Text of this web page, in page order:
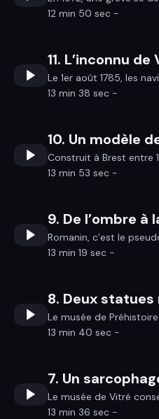
12 min 50 sec -
Le 1er août 1785, les
13 min 38 sec -
Construit à Brest entre
13 min 53 sec -
Romanin, c’est le
13 min 19 sec -
Le musée de
13 min 40 sec -
Le musée de Vitré
13 min 36 sec -